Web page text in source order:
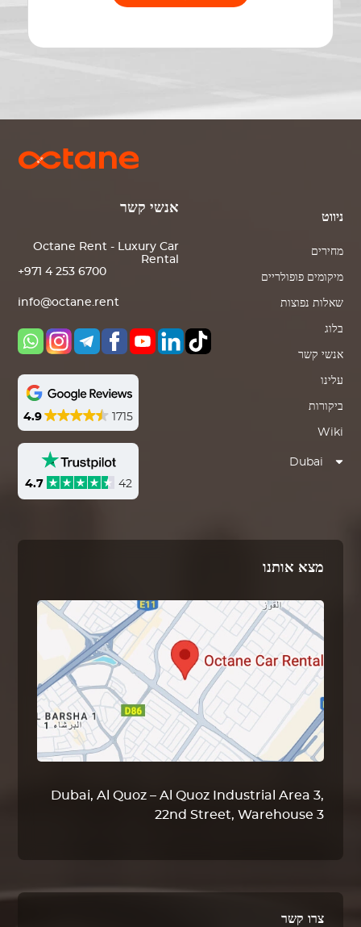
אנשי קשר
Octane Rent - Luxury Car
Rental
+971 4 253 6700
info@octane.rent
4.9 1715
4.7 42
ניווט
מחירים
מיקומים פופולריים
שאלות נפוצות
בלוג
אנשי קשר
עלינו
ביקורות
Wiki
Dubai
מצא אותנו
Dubai, Al Quoz – Al Quoz Industrial Area 3,
22nd Street, Warehouse 3
צרו קשר